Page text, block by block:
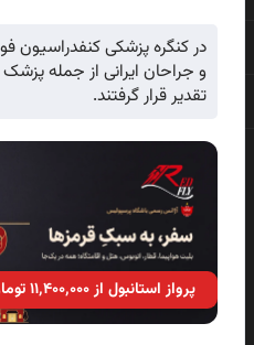
در کنگره پزشکی کنفدراسیون
و جراحان ایرانی از جمله
تقدیر قرار گرفتند.
پرواز استانبول از ۱۱٬۴۰۰٬۰۰۰ تومان